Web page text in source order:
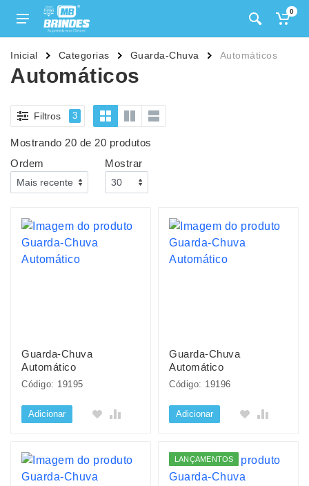
0
Inicial Categorias Guarda-Chuva Automáticos
Automáticos
Filtros 3
Mostrando 20 de 20 produtos
Ordem
Mostrar
Guarda-Chuva
Automático
Código: 19195
Adicionar
Guarda-Chuva
Automático
Código: 19196
Adicionar
LANÇAMENTOS